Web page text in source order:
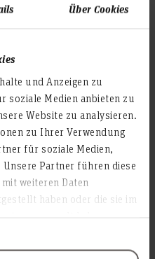
Über Cookies
und Anzeigen zu
soziale Medien anbieten zu
Website zu analysieren.
zu Ihrer Verwendung
für soziale Medien,
Partner führen diese
weiteren Daten
haben oder die sie im
hannover.de